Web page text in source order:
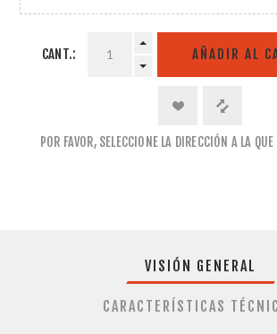
CANT.: AÑADIR AL
POR FAVOR, SELECCIONE LA DIRECCIÓN A LA
VISIÓN GENERAL
CARACTERÍSTICAS